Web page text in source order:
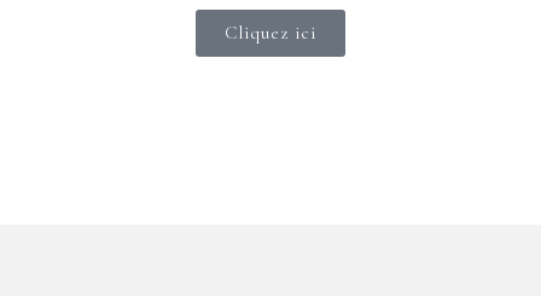
Cliquez ici